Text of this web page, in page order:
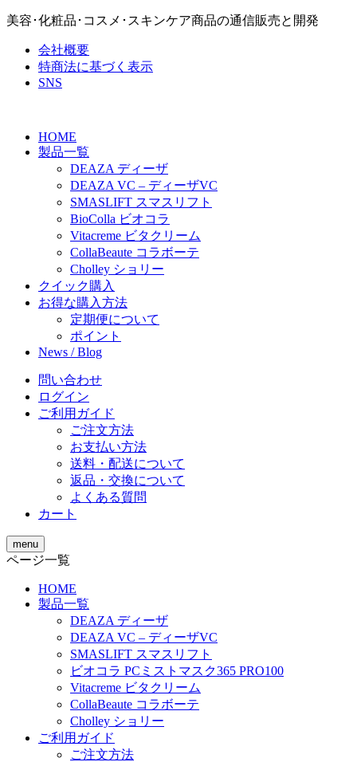
美容･化粧品･コスメ･スキンケア商品の通信販売と開発
会社概要
特商法に基づく表示
SNS
HOME
製品一覧
DEAZA ディーザ
DEAZA VC – ディーザVC
SMASLIFT スマスリフト
BioColla ビオコラ
Vitacreme ビタクリーム
CollaBeaute コラボーテ
Cholley ショリー
クイック購入
お得な購入方法
定期便について
ポイント
News / Blog
問い合わせ
ログイン
ご利用ガイド
ご注文方法
お支払い方法
送料・配送について
返品・交換について
よくある質問
カート
menu
ページ一覧
HOME
製品一覧
DEAZA ディーザ
DEAZA VC – ディーザVC
SMASLIFT スマスリフト
ビオコラ PCミストマスク365 PRO100
Vitacreme ビタクリーム
CollaBeaute コラボーテ
Cholley ショリー
ご利用ガイド
ご注文方法